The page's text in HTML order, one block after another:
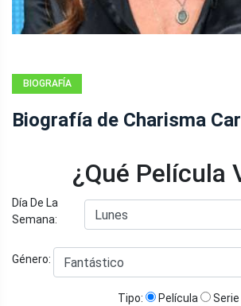
BIOGRAFÍA
Biografía de Charisma
¿Qué Película
Día De La
Semana:
Género:
Tipo: Película Serie